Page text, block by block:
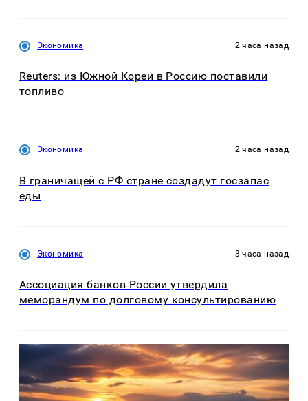
Экономика 2 часа назад
Reuters: из Южной Кореи в Россию поставили
топливо
Экономика 2 часа назад
В граничащей с РФ стране создадут госзапас
еды
Экономика 3 часа назад
Ассоциация банков России утвердила
меморандум по долговому консультированию